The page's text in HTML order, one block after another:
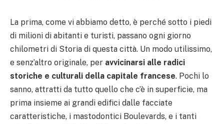
La prima, come vi abbiamo detto, è perché sotto i piedi
di milioni di abitanti e turisti, passano ogni giorno
chilometri di Storia di questa città. Un modo utilissimo,
e senz’altro originale, per avvicinarsi alle radici
storiche e culturali della capitale francese. Pochi lo
sanno, attratti da tutto quello che c’è in superficie, ma
prima insieme ai grandi edifici dalle facciate
caratteristiche, i mastodontici Boulevards, e i tanti